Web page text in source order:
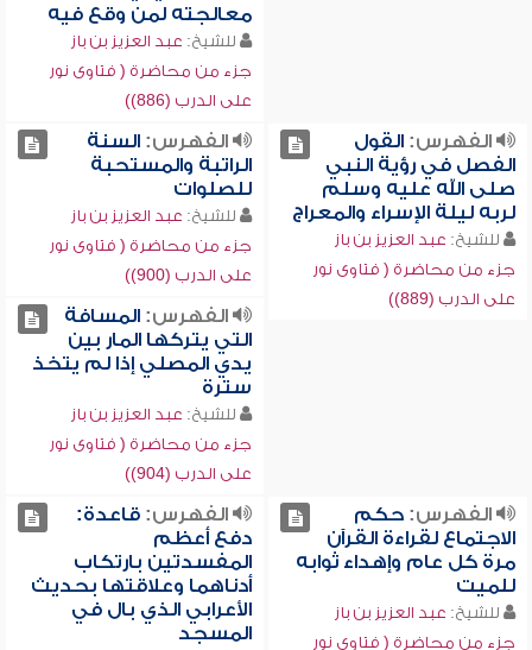
معالجته لمن وقع فيه
للشيخ: عبد العزيز بن باز
جزء من محاضرة ( فتاوى نور
على الدرب (886))
الفهرس:القول
الفصل في رؤية النبي
صلى الله عليه وسلم
لربه ليلة الإسراء والمعراج
للشيخ: عبد العزيز بن باز
جزء من محاضرة ( فتاوى نور
على الدرب (889))
الفهرس:السنة
الراتبة والمستحبة
للصلوات
للشيخ: عبد العزيز بن باز
جزء من محاضرة ( فتاوى نور
على الدرب (900))
الفهرس:المسافة
التي يتركها المار بين
يدي المصلي إذا لم يتخذ
سترة
للشيخ: عبد العزيز بن باز
جزء من محاضرة ( فتاوى نور
على الدرب (904))
الفهرس:حكم
الاجتماع لقراءة القرآن
مرة كل عام وإهداء ثوابه
للميت
للشيخ: عبد العزيز بن باز
جزء من محاضرة ( فتاوى نور
الفهرس:قاعدة:
دفع أعظم
المفسدتين بارتكاب
أدناهما وعلاقتها بحديث
الأعرابي الذي بال في
المسجد